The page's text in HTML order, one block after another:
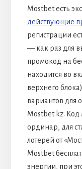
Mostbet есть
действующие
регистрации
— как раз для
промокод на
находится во
верхнего
вариантов для
Mostbet kz. Код
ординар, для
лотерей от
Mostbet
энергии, при